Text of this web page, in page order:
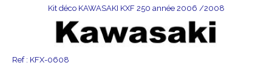
Kit déco KAWASAKI KXF 250 année 2006 /2008
Ref : KFX-0608